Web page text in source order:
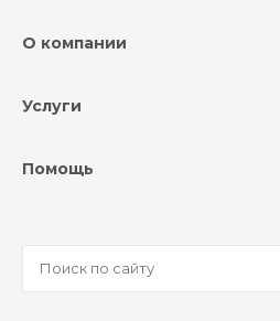
О компании
Услуги
Помощь